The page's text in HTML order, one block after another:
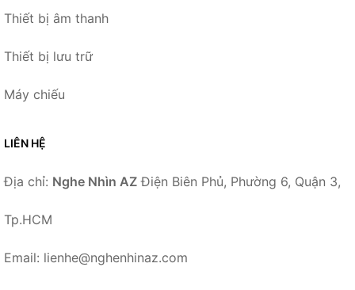
Thiết bị âm thanh
Thiết bị lưu trữ
Máy chiếu
LIÊN HỆ
Địa chỉ: Nghe Nhìn AZ Điện Biên Phủ, Phường 6, Quận 3,
Tp.HCM
Email: lienhe@nghenhinaz.com